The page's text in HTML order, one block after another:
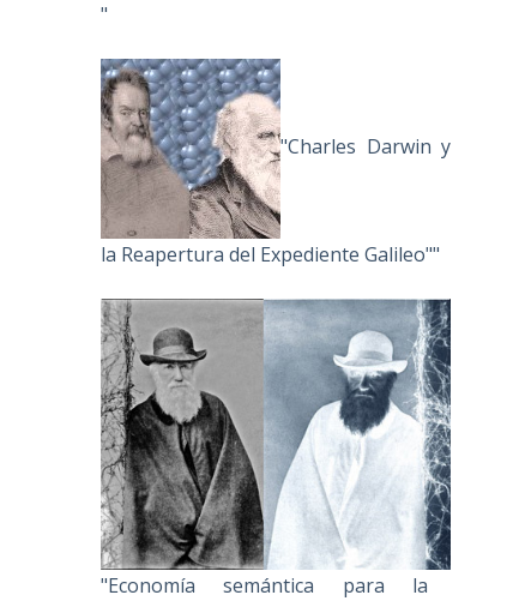
"
"Charles Darwin y
la Reapertura del Expediente Galileo""
"Economía semántica para la